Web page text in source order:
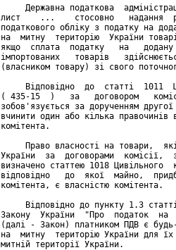
Державна податкова
лист    ...    стосовно   надання
податкового обліку з податку на
на  митну  територію  України
якщо  сплата  податку   на
імпортованих   товарів
(власником товару) зі свого
Відповідно  до  статті  1011
( 435-15  )   за   договором
зобов'язується за дорученням
вчинити один або кілька
комітента.
Право власності на товари,
України  за  договорами  комісії,
визначено статтею 1018
відповідно   до  якої  майно,
комітента, є власністю комітента.
Відповідно до пункту 1.3
Закону  України  "Про  податок
(далі - Закон) платником ПДВ є
на  митну  територію України для їх
митній території України.